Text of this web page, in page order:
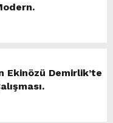
Ekinözü Demirlik’te